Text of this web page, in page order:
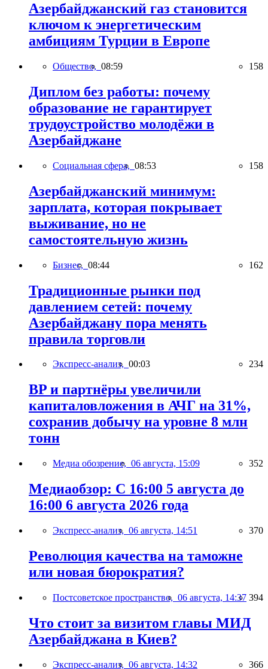
Азербайджанский газ становится
ключом к энергетическим
амбициям Турции в Европе
Общество, 08:59 158
Диплом без работы: почему
образование не гарантирует
трудоустройство молодёжи в
Азербайджане
Социальная сфера, 08:53 158
Азербайджанский минимум:
зарплата, которая покрывает
выживание, но не
самостоятельную жизнь
Бизнес, 08:44 162
Традиционные рынки под
давлением сетей: почему
Азербайджану пора менять
правила торговли
Экспресс-анализ, 00:03 234
BP и партнёры увеличили
капиталовложения в АЧГ на 31%,
сохранив добычу на уровне 8 млн
тонн
Медиа обозрение, 06 августа, 15:09 352
Медиаобзор: С 16:00 5 августа до
16:00 6 августа 2026 года
Экспресс-анализ, 06 августа, 14:51 370
Революция качества на таможне
или новая бюрократия?
Постсоветское пространство, 06 августа, 14:37 394
Что стоит за визитом главы МИД
Азербайджана в Киев?
Экспресс-анализ, 06 августа, 14:32 366